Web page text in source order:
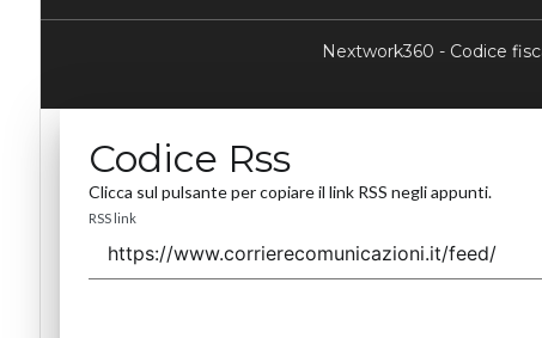
Nextwork360 - Codice
Codice Rss
Clicca sul pulsante per copiare il link RSS negli appunti.
RSS link